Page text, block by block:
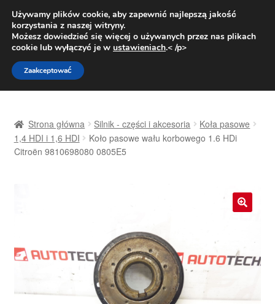
DOSTAWA od 31 zł
Pn.-pt. 9:00-16:00800 003 167
Przejdź
do
nawigacji
Przejdź
do
treści
Dostawa
O nas
Płatności
Strona główna Silnik - części i akcesoria
Koła pasowe
1,4 HDI i 1,6 HDI
Koło pasowe wału korbowego 1.6 HDi
Citroën 9810698080 0805E5
Używamy plików cookie, aby zapewnić najlepszą jakość
korzystania z naszej witryny.
Możesz dowiedzieć się więcej o używanych przez nas plikach
cookie lub wyłączyć je w ustawieniach.< /p>
Zaakceptować